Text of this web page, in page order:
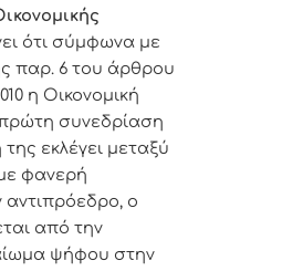
ότι σύμφωνα με
παρ. 6 του άρθρου
η Οικονομική
συνεδρίαση
εκλέγει μεταξύ
φανερή
ο
από την
ψήφου στην